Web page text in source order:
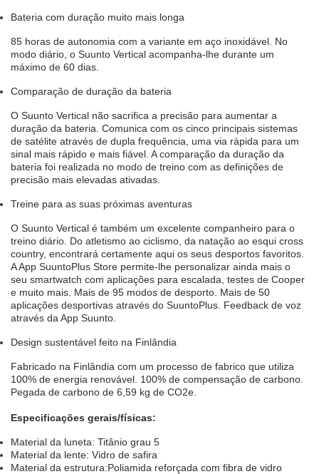
Bateria com duração muito mais longa
85 horas de autonomia com a variante em aço inoxidável. No
modo diário, o Suunto Vertical acompanha-lhe durante um
máximo de 60 dias.
Comparação de duração da bateria
O Suunto Vertical não sacrifica a precisão para aumentar a
duração da bateria. Comunica com os cinco principais sistemas
de satélite através de dupla frequência, uma via rápida para um
sinal mais rápido e mais fiável. A comparação da duração da
bateria foi realizada no modo de treino com as definições de
precisão mais elevadas ativadas.
Treine para as suas próximas aventuras
O Suunto Vertical é também um excelente companheiro para o
treino diário. Do atletismo ao ciclismo, da natação ao esqui cross
country, encontrará certamente aqui os seus desportos favoritos.
A App SuuntoPlus Store permite-lhe personalizar ainda mais o
seu smartwatch com aplicações para escalada, testes de Cooper
e muito mais. Mais de 95 modos de desporto. Mais de 50
aplicações desportivas através do SuuntoPlus. Feedback de voz
através da App Suunto.
Design sustentável feito na Finlândia
Fabricado na Finlândia com um processo de fabrico que utiliza
100% de energia renovável. 100% de compensação de carbono.
Pegada de carbono de 6,59 kg de CO2e.
Especificações gerais/físicas:
Material da luneta: Titânio grau 5
Material da lente: Vidro de safira
Material da estrutura:Poliamida reforçada com fibra de vidro